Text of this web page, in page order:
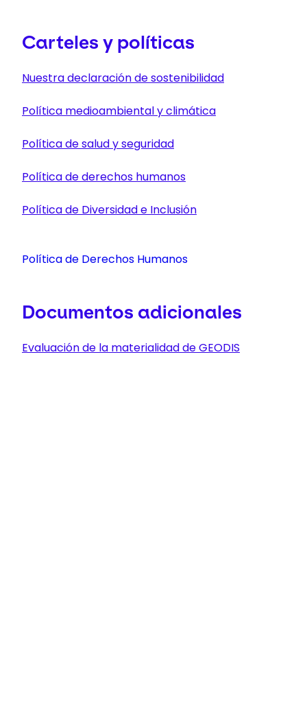
Carteles y políticas
Nuestra declaración de sostenibilidad
Política medioambiental y climática
Política de salud y seguridad
Política de derechos humanos
Política de Diversidad e Inclusión
Política de Derechos Humanos
Documentos adicionales
Evaluación de la materialidad de GEODIS